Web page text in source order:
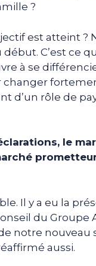
?
est atteint ?
début. C’est ce
à se
d’un rôle de
le
Il y a eu la
du Groupe
notre nouveau
aussi.